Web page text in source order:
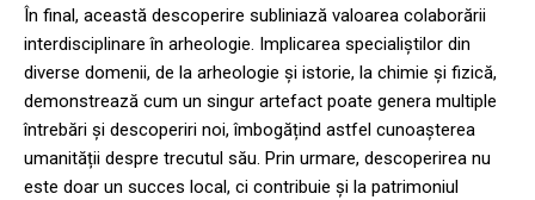
În final, această descoperire subliniază valoarea colaborării
interdisciplinare în arheologie. Implicarea specialiștilor din
diverse domenii, de la arheologie și istorie, la chimie și fizică,
demonstrează cum un singur artefact poate genera multiple
întrebări și descoperiri noi, îmbogățind astfel cunoașterea
umanității despre trecutul său. Prin urmare, descoperirea nu
este doar un succes local, ci contribuie și la patrimoniul